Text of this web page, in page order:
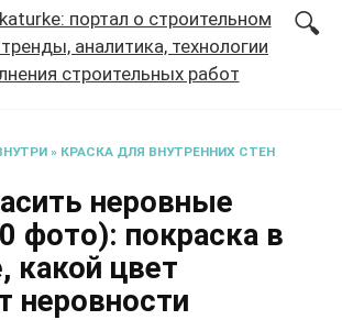
» КРАСКА ДЛЯ ВНУТРЕННИХ СТЕН
неровные
фото): покраска в
какой цвет
неровности